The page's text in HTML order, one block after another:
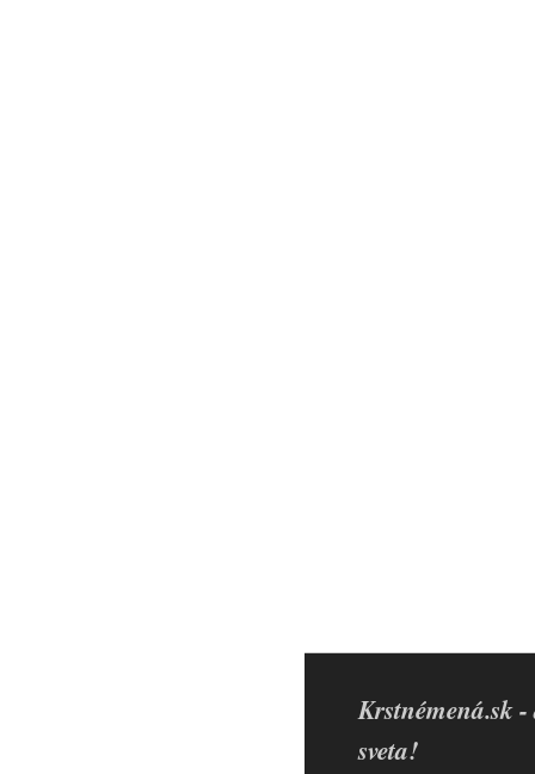
Krstnémená.sk
sveta!